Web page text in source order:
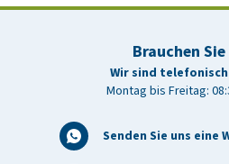
Brauchen
Wir sind
Montag bis Freitag:
Senden Sie uns eine